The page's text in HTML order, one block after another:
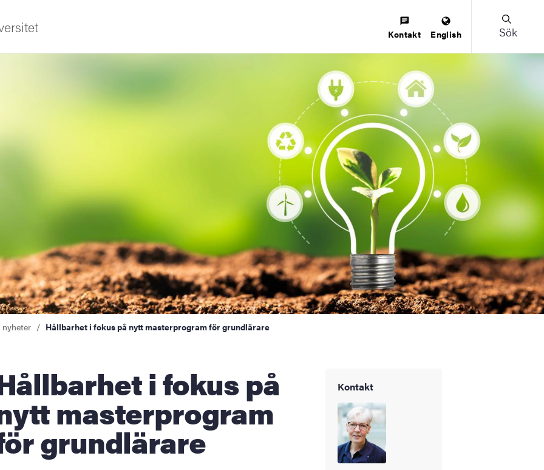
innovation
Kontakt English Sök
nyheter Hållbarhet i fokus på nytt masterprogram för grundlärare
fokus på
masterprogram
grundlärare
Kontakt